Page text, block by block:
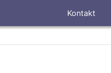
Kontakt